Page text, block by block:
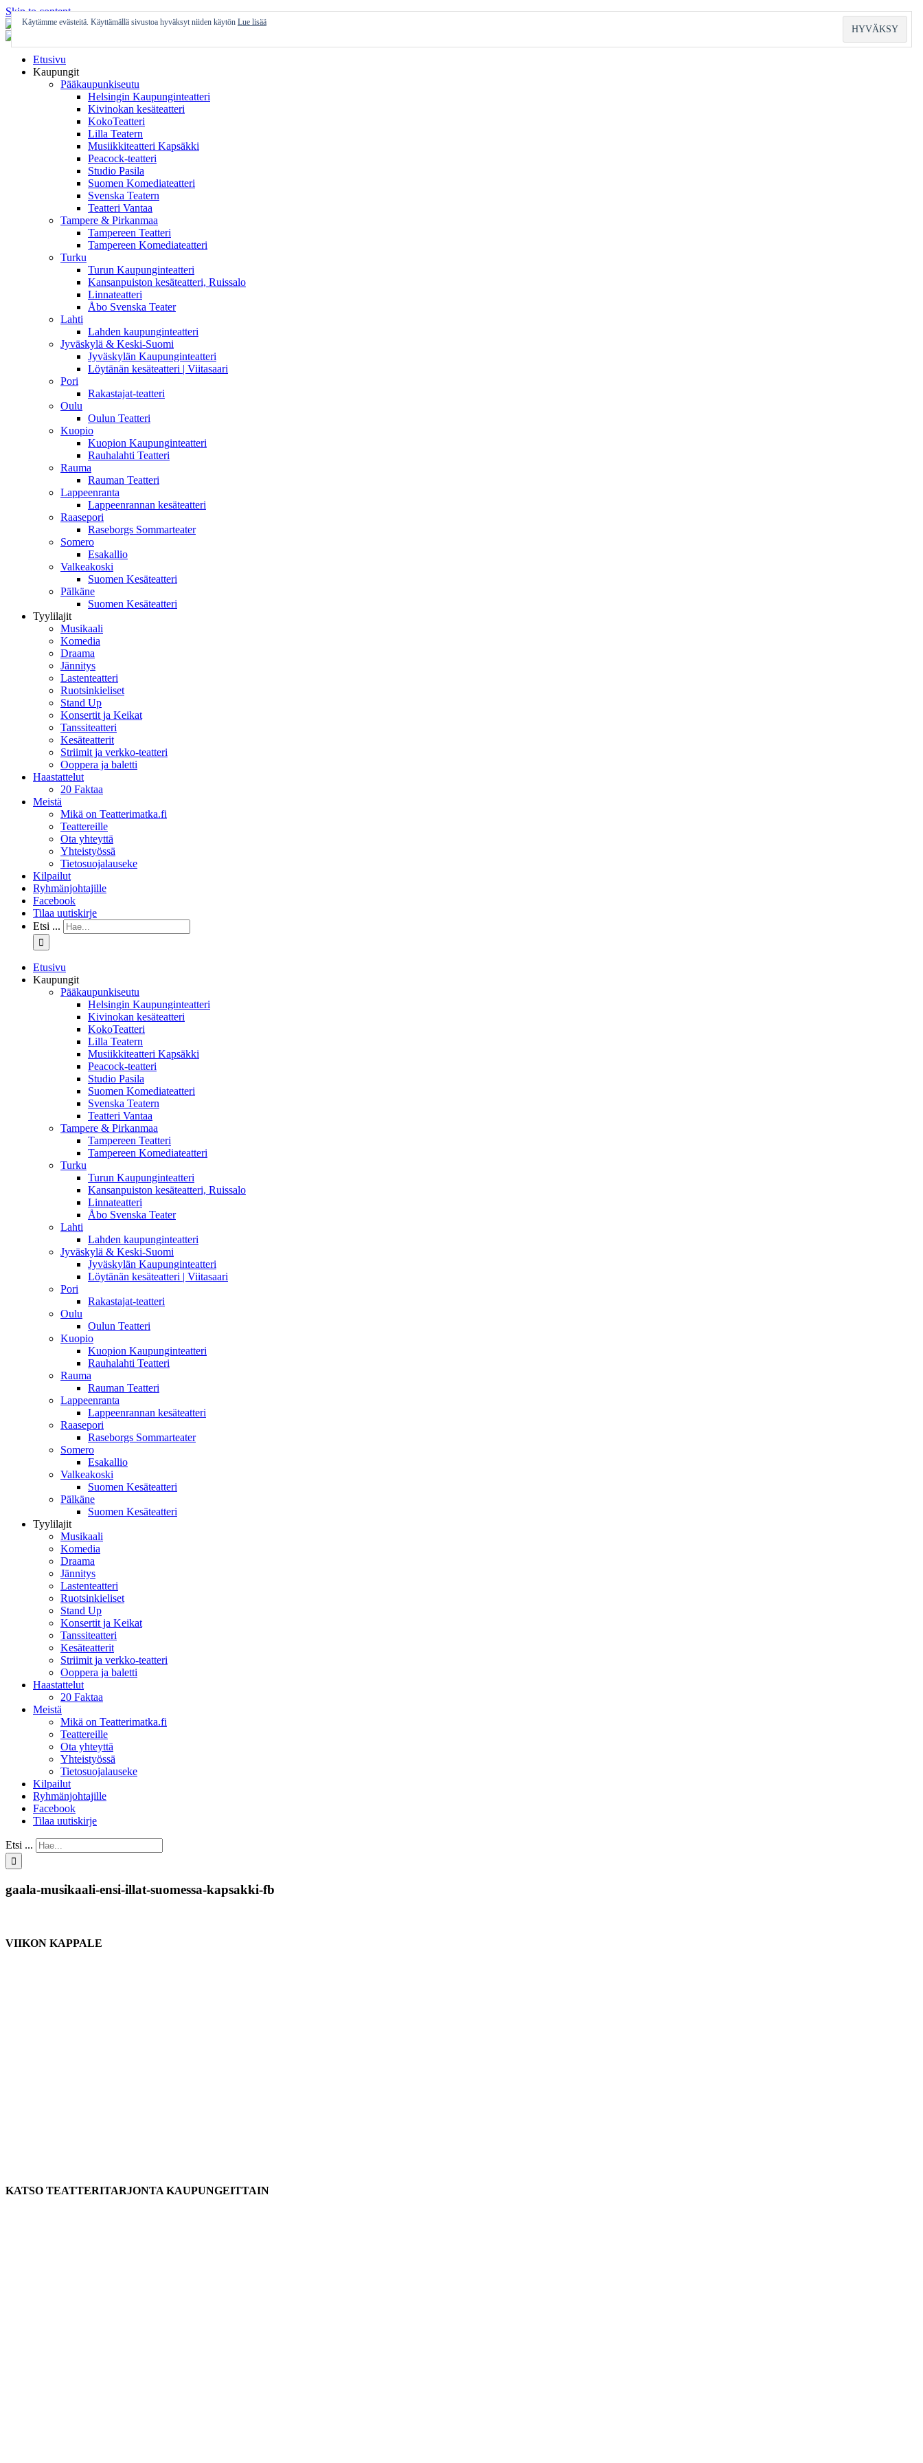
Skip to content
Etusivu
Kaupungit
Pääkaupunkiseutu
Helsingin Kaupunginteatteri
Kivinokan kesäteatteri
KokoTeatteri
Lilla Teatern
Musiikkiteatteri Kapsäkki
Peacock-teatteri
Studio Pasila
Suomen Komediateatteri
Svenska Teatern
Teatteri Vantaa
Tampere & Pirkanmaa
Tampereen Teatteri
Tampereen Komediateatteri
Turku
Turun Kaupunginteatteri
Kansanpuiston kesäteatteri, Ruissalo
Linnateatteri
Åbo Svenska Teater
Lahti
Lahden kaupunginteatteri
Jyväskylä & Keski-Suomi
Jyväskylän Kaupunginteatteri
Löytänän kesäteatteri | Viitasaari
Pori
Rakastajat-teatteri
Oulu
Oulun Teatteri
Kuopio
Kuopion Kaupunginteatteri
Rauhalahti Teatteri
Rauma
Rauman Teatteri
Lappeenranta
Lappeenrannan kesäteatteri
Raasepori
Raseborgs Sommarteater
Somero
Esakallio
Valkeakoski
Suomen Kesäteatteri
Pälkäne
Suomen Kesäteatteri
Tyylilajit
Musikaali
Komedia
Draama
Jännitys
Lastenteatteri
Ruotsinkieliset
Stand Up
Konsertit ja Keikat
Tanssiteatteri
Kesäteatterit
Striimit ja verkko-teatteri
Ooppera ja baletti
Haastattelut
20 Faktaa
Meistä
Mikä on Teatterimatka.fi
Teattereille
Ota yhteyttä
Yhteistyössä
Tietosuojalauseke
Kilpailut
Ryhmänjohtajille
Facebook
Tilaa uutiskirje
Etsi ...
Etusivu
Kaupungit
Pääkaupunkiseutu
Helsingin Kaupunginteatteri
Kivinokan kesäteatteri
KokoTeatteri
Lilla Teatern
Musiikkiteatteri Kapsäkki
Peacock-teatteri
Studio Pasila
Suomen Komediateatteri
Svenska Teatern
Teatteri Vantaa
Tampere & Pirkanmaa
Tampereen Teatteri
Tampereen Komediateatteri
Turku
Turun Kaupunginteatteri
Kansanpuiston kesäteatteri, Ruissalo
Linnateatteri
Åbo Svenska Teater
Lahti
Lahden kaupunginteatteri
Jyväskylä & Keski-Suomi
Jyväskylän Kaupunginteatteri
Löytänän kesäteatteri | Viitasaari
Pori
Rakastajat-teatteri
Oulu
Oulun Teatteri
Kuopio
Kuopion Kaupunginteatteri
Rauhalahti Teatteri
Rauma
Rauman Teatteri
Lappeenranta
Lappeenrannan kesäteatteri
Raasepori
Raseborgs Sommarteater
Somero
Esakallio
Valkeakoski
Suomen Kesäteatteri
Pälkäne
Suomen Kesäteatteri
Tyylilajit
Musikaali
Komedia
Draama
Jännitys
Lastenteatteri
Ruotsinkieliset
Stand Up
Konsertit ja Keikat
Tanssiteatteri
Kesäteatterit
Striimit ja verkko-teatteri
Ooppera ja baletti
Haastattelut
20 Faktaa
Meistä
Mikä on Teatterimatka.fi
Teattereille
Ota yhteyttä
Yhteistyössä
Tietosuojalauseke
Kilpailut
Ryhmänjohtajille
Facebook
Tilaa uutiskirje
Etsi ...
gaala-musikaali-ensi-illat-suomessa-kapsakki-fb
VIIKON KAPPALE
KATSO TEATTERITARJONTA KAUPUNGEITTAIN
Käytämme evästeitä. Käyttämällä sivustoa hyväksyt niiden käytön Lue lisää